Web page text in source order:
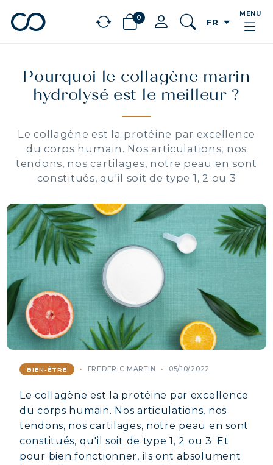
chevron_leftBÉNÉFICES
0 FR arrow_drop_down
MENU
Pourquoi le collagène marin
hydrolysé est le meilleur ?
Le collagène est la protéine par excellence
du corps humain. Nos articulations, nos
tendons, nos cartilages, notre peau en sont
constitués, qu'il soit de type 1, 2 ou 3
BIEN-ÊTRE FREDERIC MARTIN 05/10/2022
Le collagène est la protéine par excellence
du corps humain. Nos articulations, nos
tendons, nos cartilages, notre peau en sont
constitués, qu'il soit de type 1, 2 ou 3. Et
pour bien fonctionner, ils ont absolument